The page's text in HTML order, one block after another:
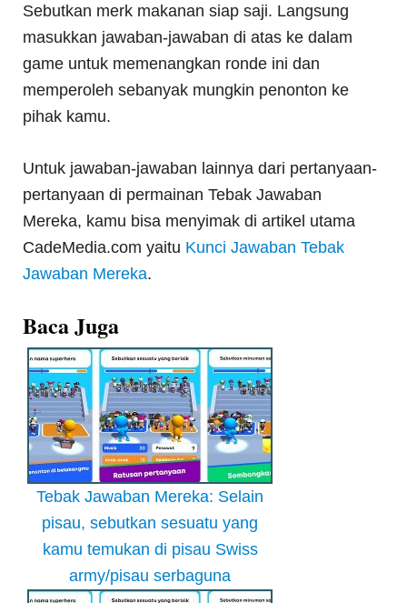
Sebutkan merk makanan siap saji. Langsung
masukkan jawaban-jawaban di atas ke dalam
game untuk memenangkan ronde ini dan
memperoleh sebanyak mungkin penonton ke
pihak kamu.
Untuk jawaban-jawaban lainnya dari pertanyaan-
pertanyaan di permainan Tebak Jawaban
Mereka, kamu bisa menyimak di artikel utama
CadeMedia.com yaitu Kunci Jawaban Tebak
Jawaban Mereka.
Baca Juga
Tebak Jawaban Mereka: Selain
pisau, sebutkan sesuatu yang
kamu temukan di pisau Swiss
army/pisau serbaguna